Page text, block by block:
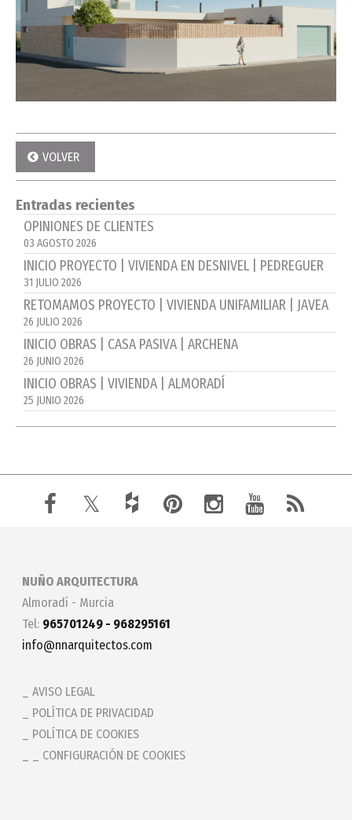
VOLVER
Entradas recientes
OPINIONES DE CLIENTES
03 AGOSTO 2026
INICIO PROYECTO | VIVIENDA EN DESNIVEL | PEDREGUER
31 JULIO 2026
RETOMAMOS PROYECTO | VIVIENDA UNIFAMILIAR | JAVEA
26 JULIO 2026
INICIO OBRAS | CASA PASIVA | ARCHENA
26 JUNIO 2026
INICIO OBRAS | VIVIENDA | ALMORADÍ
25 JUNIO 2026
NUÑO ARQUITECTURA
Almoradí - Murcia
Tel: 965701249 - 968295161
info@nnarquitectos.com
AVISO LEGAL
POLÍTICA DE PRIVACIDAD
POLÍTICA DE COOKIES
_ CONFIGURACIÓN DE COOKIES